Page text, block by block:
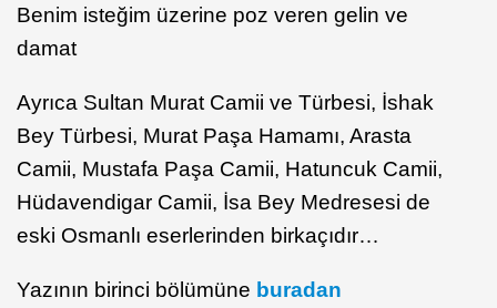
Benim isteğim üzerine poz veren gelin ve
damat
Ayrıca Sultan Murat Camii ve Türbesi, İshak
Bey Türbesi, Murat Paşa Hamamı, Arasta
Camii, Mustafa Paşa Camii, Hatuncuk Camii,
Hüdavendigar Camii, İsa Bey Medresesi de
eski Osmanlı eserlerinden birkaçıdır…
Yazının birinci bölümüne buradan